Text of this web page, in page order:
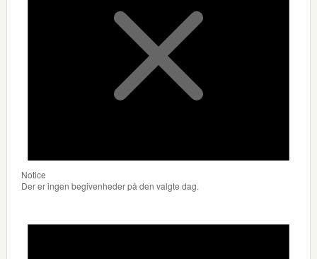
Notice
Der er ingen begivenheder på den valgte dag.